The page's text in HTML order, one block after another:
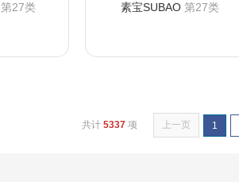
第27类 素宝SUBAO 第27类
共计 5337 项 上一页 1